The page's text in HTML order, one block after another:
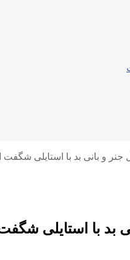
جنر و بانی بد با استایلی شگفت
بد با استایلی